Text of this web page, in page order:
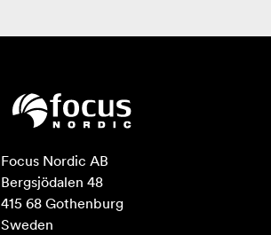
Focus Nordic AB
Bergsjödalen 48
415 68 Gothenburg
Sweden